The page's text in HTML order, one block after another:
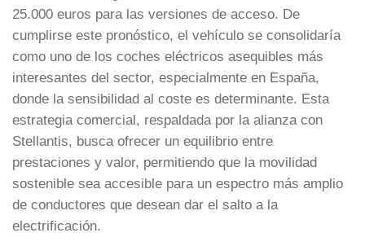
25.000 euros para las versiones de acceso. De
cumplirse este pronóstico, el vehículo se consolidaría
como uno de los coches eléctricos asequibles más
interesantes del sector, especialmente en España,
donde la sensibilidad al coste es determinante. Esta
estrategia comercial, respaldada por la alianza con
Stellantis, busca ofrecer un equilibrio entre
prestaciones y valor, permitiendo que la movilidad
sostenible sea accesible para un espectro más amplio
de conductores que desean dar el salto a la
electrificación.